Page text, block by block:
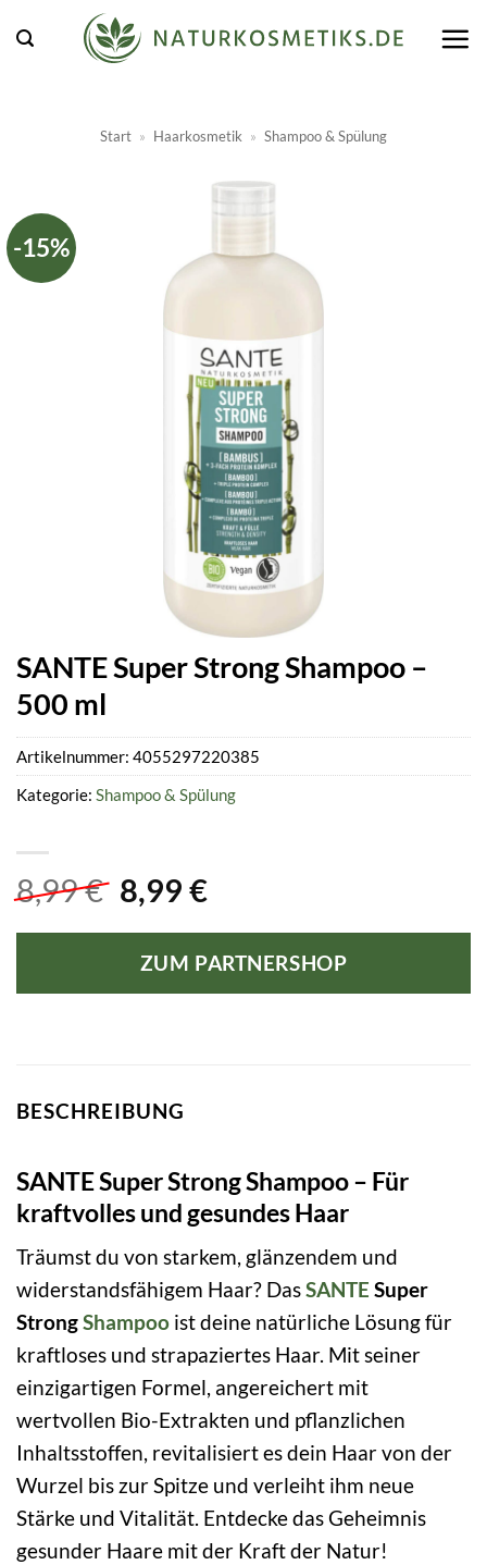
Inhalt
Start » Haarkosmetik » Shampoo & Spülung
-15%
SANTE Super Strong Shampoo –
500 ml
8,99€ Ursprünglicher
war:
8,99 €
8,99 €Aktueller
ist:
8,99 €.
ZUM PARTNERSHOP
Artikelnummer: 4055297220385
Kategorie: Shampoo & Spülung
BESCHREIBUNG
SANTE Super Strong Shampoo – Für
kraftvolles und gesundes Haar
Träumst du von starkem, glänzendem und
widerstandsfähigem Haar? DasSANTE Super
StrongShampoo ist deine natürliche Lösung für
kraftloses und strapaziertes Haar. Mit seiner
einzigartigen Formel, angereichert mit
wertvollen Bio-Extrakten und pflanzlichen
Inhaltsstoffen, revitalisiert es dein Haar von der
Wurzel bis zur Spitze und verleiht ihm neue
Stärke und Vitalität. Entdecke das Geheimnis
gesunder Haare mit der Kraft der Natur!